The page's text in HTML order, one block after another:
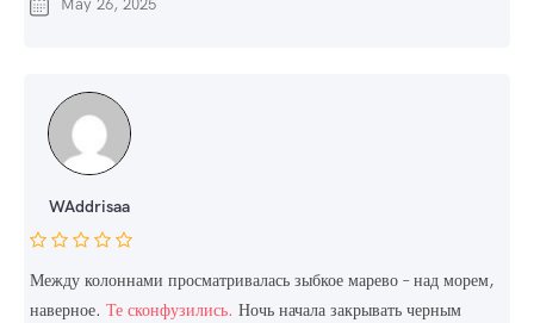
May 26, 2025
WAddrisaa
Между колоннами просматривалась зыбкое марево – над морем,
наверное. Те сконфузились. Ночь начала закрывать черным